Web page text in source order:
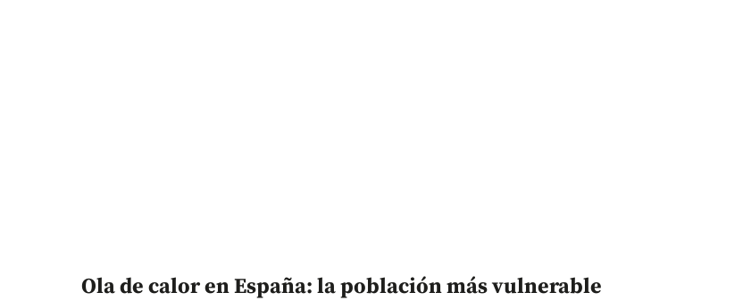
Ola de calor en España: la población más vulnerable